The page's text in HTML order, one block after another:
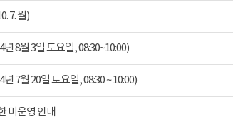
7. 월)
8월 3일 토요일, 08:30~10:00)
7월 20일 토요일, 08:30 ~ 10:00)
미운영 안내